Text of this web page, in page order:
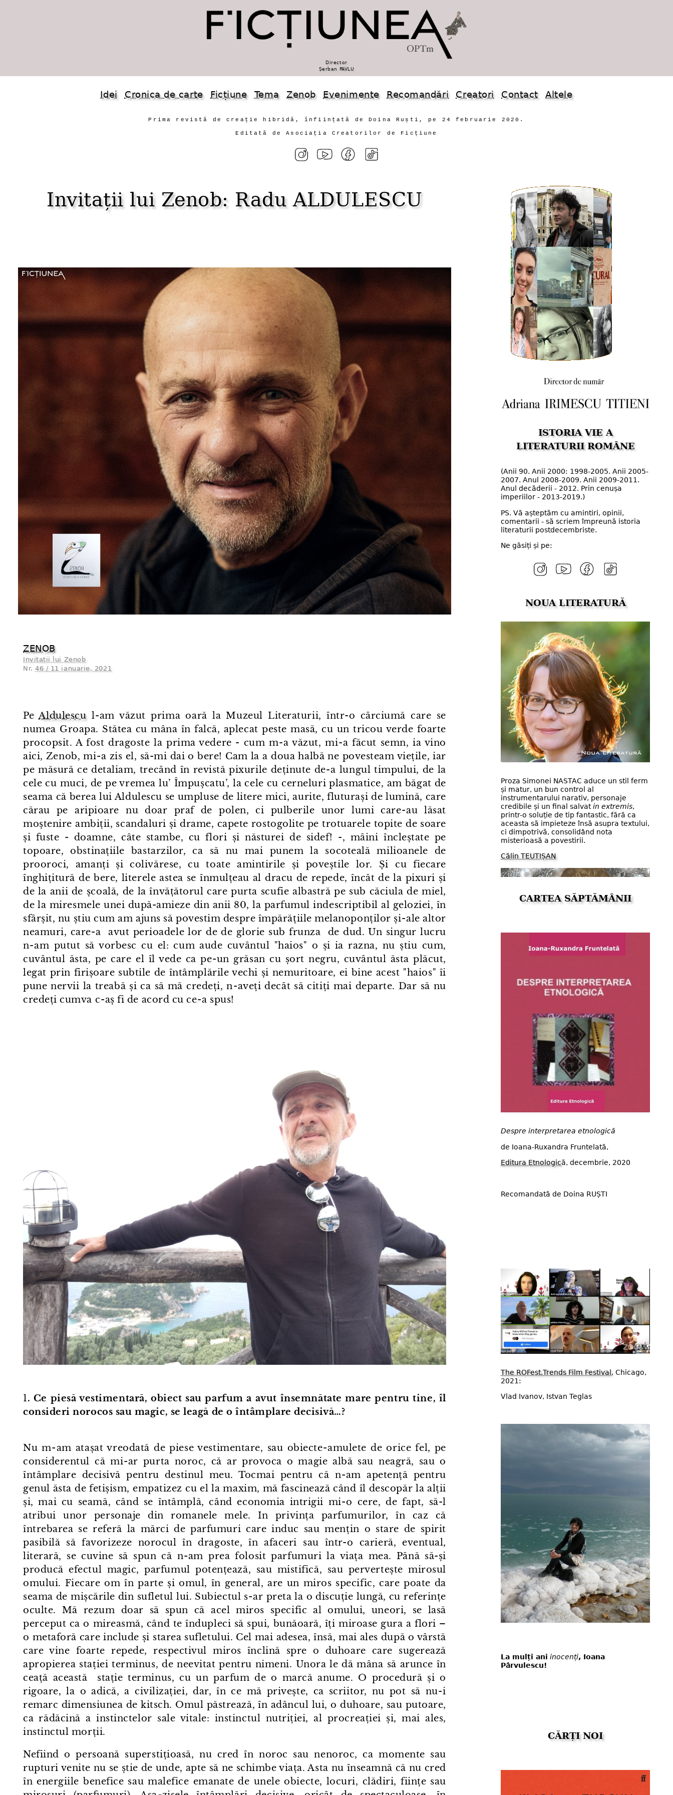
Director
Șerban PAVLU
Idei Cronica de carte Ficțiune Tema Zenob Evenimente Recomandări Creatori Contact Altele
Prima revistă de creație hibridă, înființată de Doina Ruști, pe 24 februarie 2020.
Editată de Asociația Creatorilor de Ficțiune
Invitații lui Zenob: Radu ALDULESCU
ZENOB
Invitații lui Zenob
Nr.46 / 11 ianuarie, 2021
PeAldulescul⁠-⁠am văzut prima oară la Muzeul Literaturii, într⁠-⁠o cârciumă care se
numea Groapa. Stătea cu mâna în falcă, aplecat peste masă, cu un tricou verde foarte
procopsit. A fost dragoste la prima vedere - cum m⁠-⁠a văzut, mi⁠-⁠a făcut semn, ia vino
aici, Zenob, mi⁠-⁠a zis el, să-mi dai o bere! Cam la a doua halbă ne povesteam viețile, iar
pe măsură ce detaliam, trecând în revistă pixurile deținute de⁠-⁠a lungul timpului, de la
cele cu muci, de pe vremea lu’ Împușcatu’, la cele cu cerneluri plasmatice, am băgat de
seama că berea lui Aldulescu se umpluse de litere mici, aurite, fluturași de lumină, care
cărau pe aripioare nu doar praf de polen, ci pulberile unor lumi care⁠-⁠au lăsat
moștenire ambiții, scandaluri și drame, capete rostogolite pe trotuarele topite de soare
și fuste - doamne, câte stambe, cu flori și năsturei de sidef! -, mâini încleștate pe
topoare, obstinațiile bastarzilor, ca să nu mai punem la socoteală milioanele de
prooroci, amanți și colivărese, cu toate amintirile și poveștile lor. Și cu fiecare
înghițitură de bere, literele astea se înmulțeau al dracu de repede, încât de la pixuri și
de la anii de școală, de la învățătorul care purta scufie albastră pe sub căciula de miel,
de la miresmele unei după-amieze din anii 80, la parfumul indescriptibil al geloziei, în
sfârșit, nu știu cum am ajuns să povestim despre împărățiile melanoponților și⁠-⁠ale altor
neamuri, care⁠-⁠a avut perioadele lor de de glorie sub frunza de dud. Un singur lucru
n⁠-⁠am putut să vorbesc cu el: cum aude cuvântul "haios" o și ia razna, nu știu cum,
cuvântul ăsta, pe care el îl vede ca pe⁠-⁠un grăsan cu șort negru, cuvântul ăsta plăcut,
legat prin firișoare subtile de întâmplările vechi și nemuritoare, ei bine acest "haios" îi
pune nervii la treabă și ca să mă credeți, n⁠-⁠aveți decât să citiți mai departe. Dar să nu
credeți cumva c⁠-⁠aș fi de acord cu ce⁠-⁠a spus!
1. Ce piesă vestimentară, obiect sau parfum a avut însemnătate mare pentru tine, îl
consideri norocos sau magic, se leagă de o întâmplare decisivă…?
Nu m⁠-⁠am atașat vreodată de piese vestimentare, sau obiecte⁠-⁠amulete de orice fel, pe
considerentul că mi⁠-⁠ar purta noroc, că ar provoca o magie albă sau neagră, sau o
întâmplare decisivă pentru destinul meu. Tocmai pentru că n⁠-⁠am apetență pentru
genul ăsta de fetișism, empatizez cu el la maxim, mă fascinează când îl descopăr la alții
și, mai cu seamă, când se întâmplă, când economia intrigii mi⁠-⁠o cere, de fapt, să-l
atribui unor personaje din romanele mele. In privința parfumurilor, în caz că
întrebarea se referă la mărci de parfumuri care induc sau mențin o stare de spirit
pasibilă să favorizeze norocul în dragoste, în afaceri sau într⁠-⁠o carieră, eventual,
literară, se cuvine să spun că n⁠-⁠am prea folosit parfumuri la viața mea. Până să-și
producă efectul magic, parfumul potențează, sau mistifică, sau pervertește mirosul
omului. Fiecare om în parte și omul, în general, are un miros specific, care poate da
seama de mișcările din sufletul lui. Subiectul s⁠-⁠ar preta la o discuție lungă, cu referințe
oculte. Mă rezum doar să spun că acel miros specific al omului, uneori, se lasă
perceput ca o mireasmă, când te îndupleci să spui, bunăoară, îți miroase gura a flori –
o metaforă care include și starea sufletului. Cel mai adesea, însă, mai ales după o vârstă
care vine foarte repede, respectivul miros înclină spre o duhoare care sugerează
apropierea stației terminus, de neevitat pentru nimeni. Unora le dă mâna să arunce în
ceață această stație terminus, cu un parfum de o marcă anume. O procedură și o
rigoare, la o adică, a civilizației, dar, în ce mă privește, ca scriitor, nu pot să nu⁠-⁠i
remarc dimensiunea de kitsch. Omul păstrează, în adâncul lui, o duhoare, sau putoare,
ca rădăcină a instinctelor sale vitale: instinctul nutriției, al procreației și, mai ales,
instinctul morții.
Nefiind o persoană superstițioasă, nu cred în noroc sau nenoroc, ca momente sau
rupturi venite nu se știe de unde, apte să ne schimbe viața. Asta nu înseamnă că nu cred
în energiile benefice sau malefice emanate de unele obiecte, locuri, clădiri, ființe sau
ISTORIA VIE A
LITERATURII ROMÂNE
(Anii 90. Anii 2000: 1998-2005. Anii 2005-
2007. Anul 2008-2009. Anii 2009-2011.
Anul decăderii - 2012. Prin cenușa
imperiilor - 2013-2019.)
PS. Vă așteptăm cu amintiri, opinii,
comentarii - să scriem împreună istoria
literaturii postdecembriste.
Ne găsiți și pe:
NOUA LITERATURĂ
Proza Simonei NASTAC aduce un stil ferm
și matur, un bun control al
instrumentarului narativ, personaje
credibile și un final salvatin extremis,
printr-o soluție de tip fantastic, fără ca
aceasta să impieteze însă asupra textului,
ci dimpotrivă, consolidând nota
misterioasă a povestirii.
Călin TEUTIȘAN
CARTEA SĂPTĂMÂNII
Despre interpretarea etnologică
de Ioana-Ruxandra Fruntelată,
Editura Etnologică, decembrie, 2020
Recomandată de Doina RUȘTI
The ROFest.Trends Film Festival, Chicago,
2021:
Vlad Ivanov, Istvan Teglas
La mulți ani inocenți, Ioana
Pârvulescu!
CĂRȚI NOI